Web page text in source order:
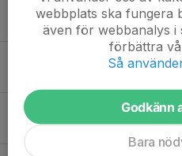
Välkommen Hem
5 mar, 15:00
Välkommen Ewan
Välkommen Felix
30 jan, 17:00
webbplats ska fungera
även för webbanalys i
förbättra
Så
Godkänn
Bara